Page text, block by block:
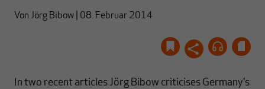
Von Jörg Bibow 08. Februar 2014
In two recent articles Jörg Bibow criticises Germany's